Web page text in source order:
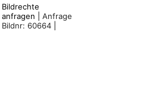
Bildrechte
anfragen | Anfrage
Bildnr: 60664